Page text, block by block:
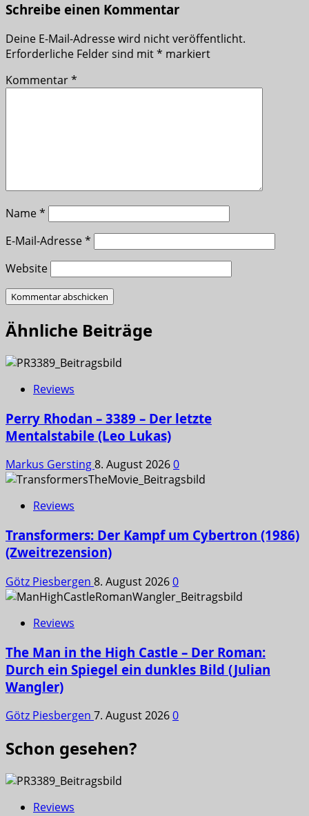
Schreibe einen Kommentar
Deine E-Mail-Adresse wird nicht veröffentlicht.
Erforderliche Felder sind mit* markiert
Kommentar*
Name*
E-Mail-Adresse*
Website
Ähnliche Beiträge
Reviews
Perry Rhodan – 3389 – Der letzte
Mentalstabile (Leo Lukas)
Markus Gersting8. August 20260
Reviews
Transformers: Der Kampf um Cybertron (1986)
(Zweitrezension)
Götz Piesbergen 8. August 20260
Reviews
The Man in the High Castle – Der Roman:
Durch ein Spiegel ein dunkles Bild (Julian
Wangler)
Götz Piesbergen 7. August 20260
Schon gesehen?
Reviews